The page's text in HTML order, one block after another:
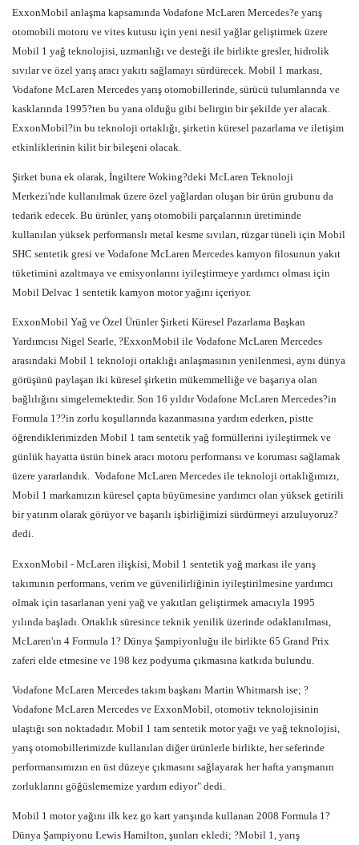
ExxonMobil anlaşma kapsamında Vodafone McLaren Mercedes?e yarış
otomobili motoru ve vites kutusu için yeni nesil yağlar geliştirmek üzere
Mobil 1 yağ teknolojisi, uzmanlığı ve desteği ile birlikte gresler, hidrolik
sıvılar ve özel yarış aracı yakıtı sağlamayı sürdürecek. Mobil 1 markası,
Vodafone McLaren Mercedes yarış otomobillerinde, sürücü tulumlarında ve
kasklarında 1995?ten bu yana olduğu gibi belirgin bir şekilde yer alacak.
ExxonMobil?in bu teknoloji ortaklığı, şirketin küresel pazarlama ve iletişim
etkinliklerinin kilit bir bileşeni olacak.
Şirket buna ek olarak, İngiltere Woking?deki McLaren Teknoloji
Merkezi'nde kullanılmak üzere özel yağlardan oluşan bir ürün grubunu da
tedarik edecek. Bu ürünler, yarış otomobili parçalarının üretiminde
kullanılan yüksek performanslı metal kesme sıvıları, rüzgar tüneli için Mobil
SHC sentetik gresi ve Vodafone McLaren Mercedes kamyon filosunun yakıt
tüketimini azaltmaya ve emisyonlarını iyileştirmeye yardımcı olması için
Mobil Delvac 1 sentetik kamyon motor yağını içeriyor.
ExxonMobil Yağ ve Özel Ürünler Şirketi Küresel Pazarlama Başkan
Yardımcısı Nigel Searle, ?ExxonMobil ile Vodafone McLaren Mercedes
arasındaki Mobil 1 teknoloji ortaklığı anlaşmasının yenilenmesi, aynı dünya
görüşünü paylaşan iki küresel şirketin mükemmelliğe ve başarıya olan
bağlılığını simgelemektedir. Son 16 yıldır Vodafone McLaren Mercedes?in
Formula 1??in zorlu koşullarında kazanmasına yardım ederken, pistte
öğrendiklerimizden Mobil 1 tam sentetik yağ formüllerini iyileştirmek ve
günlük hayatta üstün binek aracı motoru performansı ve koruması sağlamak
üzere yararlandık. Vodafone McLaren Mercedes ile teknoloji ortaklığımızı,
Mobil 1 markamızın küresel çapta büyümesine yardımcı olan yüksek getirili
bir yatırım olarak görüyor ve başarılı işbirliğimizi sürdürmeyi arzuluyoruz?
dedi.
ExxonMobil - McLaren ilişkisi, Mobil 1 sentetik yağ markası ile yarış
takımının performans, verim ve güvenilirliğinin iyileştirilmesine yardımcı
olmak için tasarlanan yeni yağ ve yakıtları geliştirmek amacıyla 1995
yılında başladı. Ortaklık süresince teknik yenilik üzerinde odaklanılması,
McLaren'ın 4 Formula 1? Dünya Şampiyonluğu ile birlikte 65 Grand Prix
zaferi elde etmesine ve 198 kez podyuma çıkmasına katkıda bulundu.
Vodafone McLaren Mercedes takım başkanı Martin Whitmarsh ise; ?
Vodafone McLaren Mercedes ve ExxonMobil, otomotiv teknolojisinin
ulaştığı son noktadadır. Mobil 1 tam sentetik motor yağı ve yağ teknolojisi,
yarış otomobillerimizde kullanılan diğer ürünlerle birlikte, her seferinde
performansımızın en üst düzeye çıkmasını sağlayarak her hafta yarışmanın
zorluklarını göğüslememize yardım ediyor" dedi.
Mobil 1 motor yağını ilk kez go kart yarışında kullanan 2008 Formula 1?
Dünya Şampiyonu Lewis Hamilton, şunları ekledi; ?Mobil 1, yarış